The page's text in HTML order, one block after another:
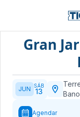
Gran
JUN SÁB
13
Agendar